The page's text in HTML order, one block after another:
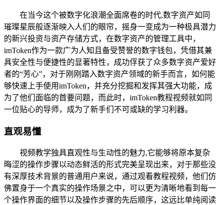
在当今这个被数字化浪潮全面席卷的时代,数字资产如同
璀璨星辰般逐渐映入人们的眼帘，摇身一变成为一种极具潜力
的新兴投资与资产存储方式，在数字资产的管理工具中，
imToken作为一款广为人知且备受赞誉的数字钱包，凭借其兼
具安全性与便捷性的显著特性，成功俘获了众多数字资产爱好
者的“芳心”，对于刚刚踏入数字资产领域的新手而言，如何能
够快速上手使用imToken，并充分挖掘和发挥其强大功能，成
为了他们面临的首要问题，而此时，imToken教程视频就如同
一位贴心的导师，成为了新手们不可或缺的学习利器。
直观易懂
视频教学独具直观性与生动性的魅力,它能够将原本复杂
晦涩的操作步骤以动态鲜活的形式完美呈现出来，对于那些没
有深厚技术背景的普通用户来说，通过观看教程视频，他们仿
佛置身于一个真实的操作场景之中，可以更为清晰地看到每一
个操作界面的细节以及操作步骤的先后顺序，这远比单纯阅读